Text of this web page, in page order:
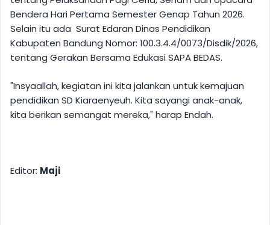
Bendera Hari Pertama Semester Genap Tahun 2026.
Selain itu ada Surat Edaran Dinas Pendidikan
Kabupaten Bandung Nomor: 100.3.4.4/0073/Disdik/2026,
tentang Gerakan Bersama Edukasi SAPA BEDAS.
"Insyaallah, kegiatan ini kita jalankan untuk kemajuan
pendidikan SD Kiaraenyeuh. Kita sayangi anak-anak,
kita berikan semangat mereka," harap Endah.
Editor: Maji